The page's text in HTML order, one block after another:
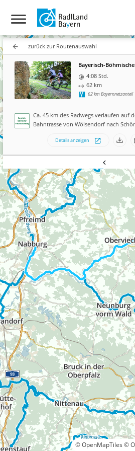
© OpenMapTiles ©
zurück zur Routenauswahl
62
62km
Ca. 45 km des Radwegs
Bahntrasse von
Details anzeigen